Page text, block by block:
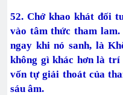
52. Chớ khao khát đối
vào tâm thức tham
ngay khi nó sanh, là
không gì khác hơn là trí
vốn tự giải thoát của
sáu âm.